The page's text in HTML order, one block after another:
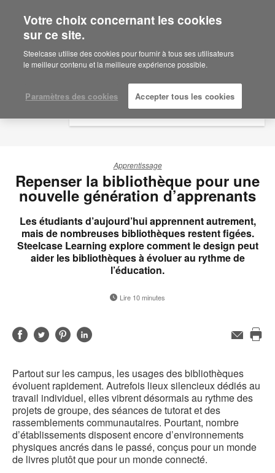
Are you in United States?
Would you like to see Products we sell in
your region?
English
Español
Apprentissage
Repenser la bibliothèque pour une
nouvelle génération d’apprenants
Les étudiants d’aujourd’hui apprennent autrement,
mais de nombreuses bibliothèques restent figées.
Steelcase Learning explore comment le design peut
aider les bibliothèques à évoluer au rythme de
l’éducation.
Lire 10 minutes
Partager
PartagerPartagerPartager
Adresse
Partout sur les campus, les usages des bibliothèques
évoluent rapidement. Autrefois lieux silencieux dédiés au
travail individuel, elles vibrent désormais au rythme des
projets de groupe, des séances de tutorat et des
rassemblements communautaires. Pourtant, nombre
d’établissements disposent encore d’environnements
physiques ancrés dans le passé, conçus pour un monde
de livres plutôt que pour un monde connecté.
Votre choix concernant les cookies
sur ce site.
Steelcase utilise des cookies pour fournir à tous ses utilisateurs
le meilleur contenu et la meilleure expérience possible.
Paramètres des cookies Accepter tous les cookies